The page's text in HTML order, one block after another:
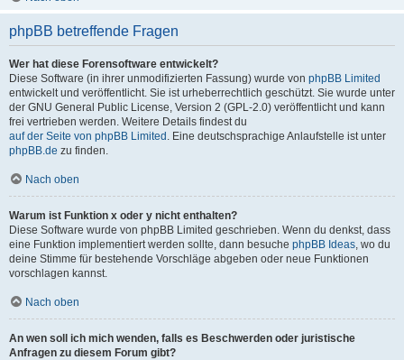
phpBB betreffende Fragen
Wer hat diese Forensoftware entwickelt?
Diese Software (in ihrer unmodifizierten Fassung) wurde von phpBB Limited
entwickelt und veröffentlicht. Sie ist urheberrechtlich geschützt. Sie wurde unter
der GNU General Public License, Version 2 (GPL-2.0) veröffentlicht und kann
frei vertrieben werden. Weitere Details findest du
auf der Seite von phpBB Limited . Eine deutschsprachige Anlaufstelle ist unter
phpBB.de zu finden.
Nach oben
Warum ist Funktion x oder y nicht enthalten?
Diese Software wurde von phpBB Limited geschrieben. Wenn du denkst, dass
eine Funktion implementiert werden sollte, dann besuche phpBB Ideas, wo du
deine Stimme für bestehende Vorschläge abgeben oder neue Funktionen
vorschlagen kannst.
Nach oben
An wen soll ich mich wenden, falls es Beschwerden oder juristische
Anfragen zu diesem Forum gibt?